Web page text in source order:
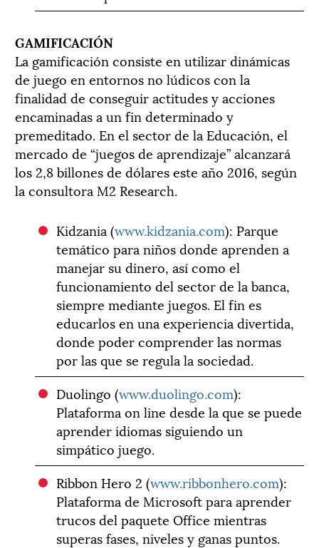
GAMIFICACIÓN
La gamificación consiste en utilizar dinámicas
de juego en entornos no lúdicos con la
finalidad de conseguir actitudes y acciones
encaminadas a un fin determinado y
premeditado. En el sector de la Educación, el
mercado de “juegos de aprendizaje” alcanzará
los 2,8 billones de dólares este año 2016, según
la consultora M2 Research.
Kidzania (www.kidzania.com): Parque
temático para niños donde aprenden a
manejar su dinero, así como el
funcionamiento del sector de la banca,
siempre mediante juegos. El fin es
educarlos en una experiencia divertida,
donde poder comprender las normas
por las que se regula la sociedad.
Duolingo (www.duolingo.com):
Plataforma on line desde la que se puede
aprender idiomas siguiendo un
simpático juego.
Ribbon Hero 2 (www.ribbonhero.com):
Plataforma de Microsoft para aprender
trucos del paquete Office mientras
superas fases, niveles y ganas puntos.